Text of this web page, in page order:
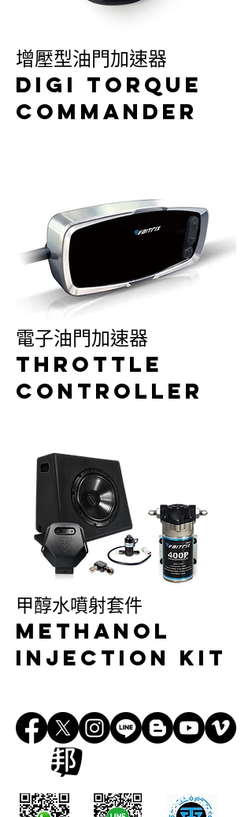
​增壓型油門加速器
DIGI TORQUE
COMMANDER
電子油門加速器
THROTTLE
CONTROLLER
甲醇水噴射套件
METHANOL
INJECTION KIT